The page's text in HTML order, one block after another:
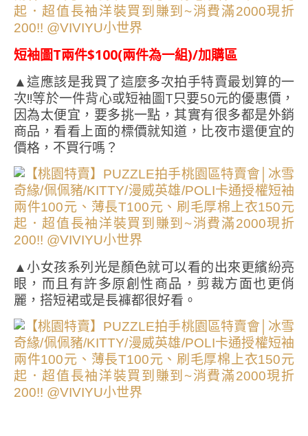
短袖圖T兩件$100(兩件為一組)/加購區
▲這應該是我買了這麼多次拍手特賣最划算的一
次!!等於一件背心或短袖圖T只要50元的優惠價，
因為太便宜，要多挑一點，其實有很多都是外銷
商品，看看上面的標價就知道，比夜市還便宜的
價格，不買行嗎？
▲小女孩系列光是顏色就可以看的出來更繽紛亮
眼，而且有許多原創性商品，剪裁方面也更俏
麗，搭短裙或是長褲都很好看。